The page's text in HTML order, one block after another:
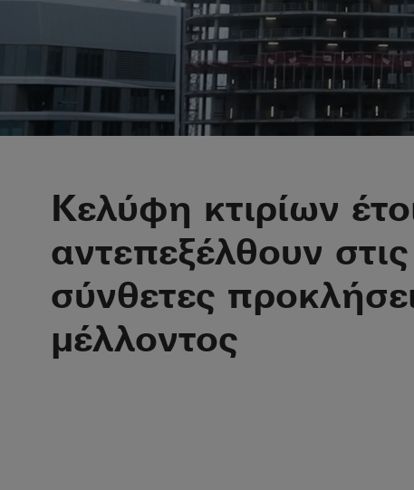
Ο
κύκλου ζωής
Κελύφη κτιρίων
αντεπεξέλθουν στις
σύνθετες
μέλλοντος